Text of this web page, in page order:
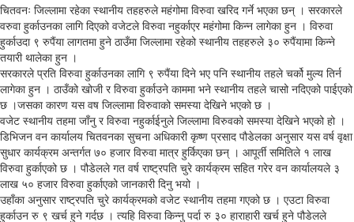
चितवनः जिल्लामा रहेका स्थानीय तहहरुले महंगोमा विरुवा खरिद गर्ने भएका छन् । सरकारले
वरुवा हुर्काउनका लागि दिएको वजेटले विरुवा नहुर्काएर महंगोमा किन्न लागेका हुन । विरुवा
हुर्काउदा ९ रुपैंया लागतमा हुने ठाउँमा जिल्लामा रहेको स्थानीय तहहरुले ३० रुपैंयामा किन्ने
तयारी थालेका हुन ।
सरकारले प्रति विरुवा हुर्काउनका लागि ९ रुपैंया दिने भए पनि स्थानीय तहले चर्को मुल्य तिर्न
लागेका हुन । ठाउँको खोजी र विरुवा हुर्काउने काममा भने स्थानीय तहले चासो नदिएको पाईएको
छ ।जसका कारण यस वष जिल्लामा विरुवाको समस्या देखिने भएको छ ।
वजेट स्थानीय तहमा जाँनु र विरुवा नहुर्काईनुले जिल्लामा विरुवको समस्या देखिने भएको हो ।
डिभिजन वन कार्यालय चितवनका सुचना अधिकारी कृष्ण प्रसाद पौडेलका अनुसार यस वर्ष वृक्षा
सुधार कार्यक्रम अन्तर्गत ७० हजार विरुवा मात्र हुर्किएका छन् । आपूर्ती समितिले १ लाख
विरुवा हुर्काएको छ । पौडेलले गत वर्ष राष्ट्रपति चुरे कार्यक्रम सहित गरेर वन कार्यालयले ३
लाख ५० हजार विरुवा हुर्काएको जानकारी दिनु भयो ।
उहाँका अनुसार राष्ट्रपति चुरे कार्यक्रमको वजेट स्थानीय तहमा गएको छ । एउटा विरुवा
हुर्काउन रु ९ खर्च हुने गर्दछ । त्यहि विरुवा किन्नु पर्दा रु ३० हाराहारी खर्च हुने पौडेलले